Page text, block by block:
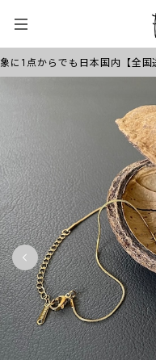
1点からでも日本国内【全国